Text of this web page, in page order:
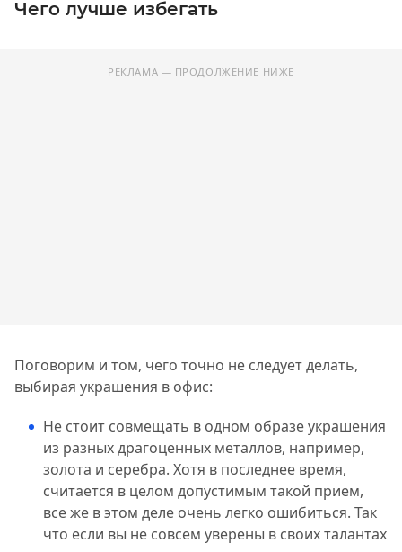
Чего лучше избегать
РЕКЛАМА — ПРОДОЛЖЕНИЕ НИЖЕ
Поговорим и том, чего точно не следует делать,
выбирая украшения в офис:
Не стоит совмещать в одном образе украшения
из разных драгоценных металлов, например,
золота и серебра. Хотя в последнее время,
считается в целом допустимым такой прием,
все же в этом деле очень легко ошибиться. Так
что если вы не совсем уверены в своих талантах